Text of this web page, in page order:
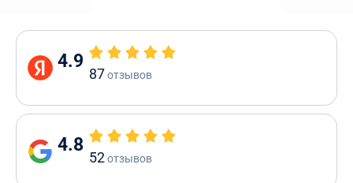
4.9
87отзывов
4.8
52отзывов